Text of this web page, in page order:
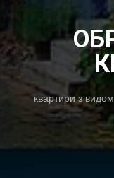
квартири з